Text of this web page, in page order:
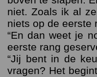
niet. Zoals ik al
niets op de eerste
“En dan weet je
eerste rang
“Jij bent in de
vragen? Het